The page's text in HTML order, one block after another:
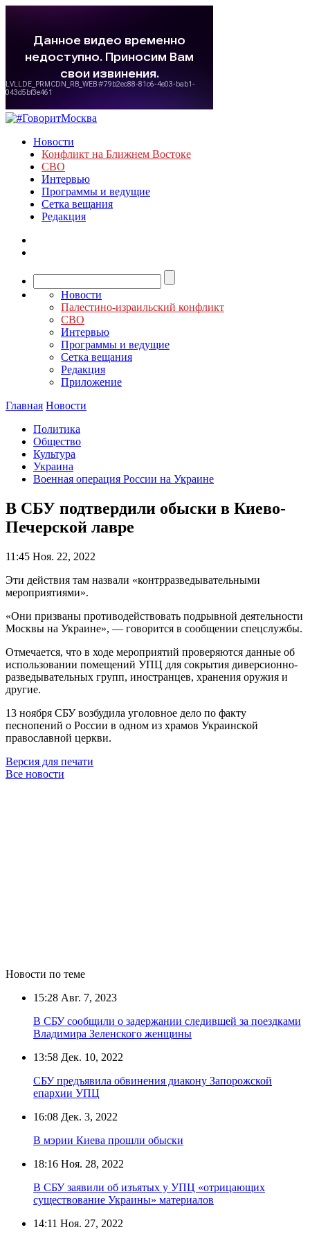
Новости
Конфликт на Ближнем Востоке
СВО
Интервью
Программы и ведущие
Сетка вещания
Редакция
Новости
Палестино-израильский конфликт
СВО
Интервью
Программы и ведущие
Сетка вещания
Редакция
Приложение
Главная Новости
Политика
Общество
Культура
Украина
Военная операция России на Украине
В СБУ подтвердили обыски в Киево-
Печерской лавре
11:45 Ноя. 22, 2022
Эти действия там назвали «контрразведывательными
мероприятиями».
«Они призваны противодействовать подрывной деятельности
Москвы на Украине», — говорится в сообщении спецслужбы.
Отмечается, что в ходе мероприятий проверяются данные об
использовании помещений УПЦ для сокрытия диверсионно-
разведывательных групп, иностранцев, хранения оружия и
другие.
13 ноября СБУ возбудила уголовное дело по факту
песнопений о России в одном из храмов Украинской
православной церкви.
Версия для печати
Все новости
Новости по теме
15:28 Авг. 7, 2023
В СБУ сообщили о задержании следившей за поездками
Владимира Зеленского женщины
13:58 Дек. 10, 2022
СБУ предъявила обвинения диакону Запорожской
епархии УПЦ
16:08 Дек. 3, 2022
В мэрии Киева прошли обыски
18:16 Ноя. 28, 2022
В СБУ заявили об изъятых у УПЦ «отрицающих
существование Украины» материалов
14:11 Ноя. 27, 2022